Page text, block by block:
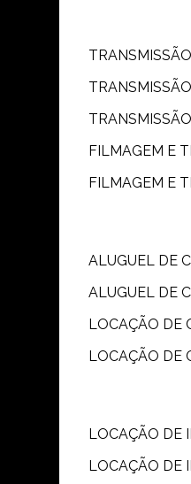
FILMAGEM E
FILMAGEM E
ALUGUEL DE
ALUGUEL DE
LOCAÇÃO
LOCAÇÃO DE
LOCAÇÃO
LOCAÇÃO